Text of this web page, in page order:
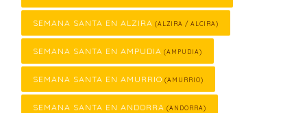
SEMANA SANTA EN ALZIRA (ALZIRA / ALCIRA)
SEMANA SANTA EN AMPUDIA (AMPUDIA)
SEMANA SANTA EN AMURRIO (AMURRIO)
SEMANA SANTA EN ANDORRA (ANDORRA)